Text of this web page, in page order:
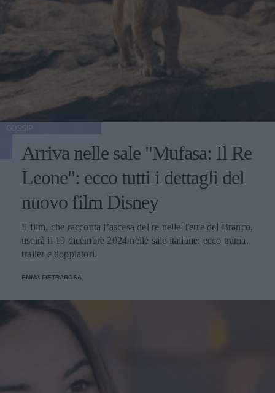
Arriva nelle sale "Mufasa: Il Re
Leone": ecco tutti i dettagli del
nuovo film Disney
Il film, che racconta l’ascesa del re nelle Terre del Branco,
uscirà il 19 dicembre 2024 nelle sale italiane: ecco trama,
trailer e doppiatori.
EMMA PIETRAROSA